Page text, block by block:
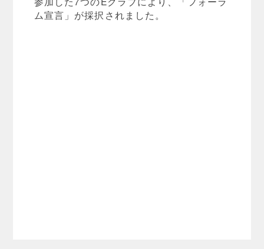
ム宣言」が採択されました。